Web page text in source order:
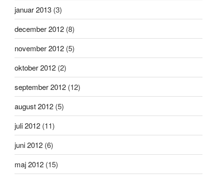
januar 2013 (3)
december 2012 (8)
november 2012 (5)
oktober 2012 (2)
september 2012 (12)
august 2012 (5)
juli 2012 (11)
juni 2012 (6)
maj 2012 (15)